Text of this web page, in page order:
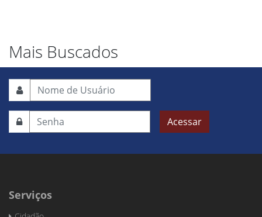
Mais Buscados
Acessar
Serviços